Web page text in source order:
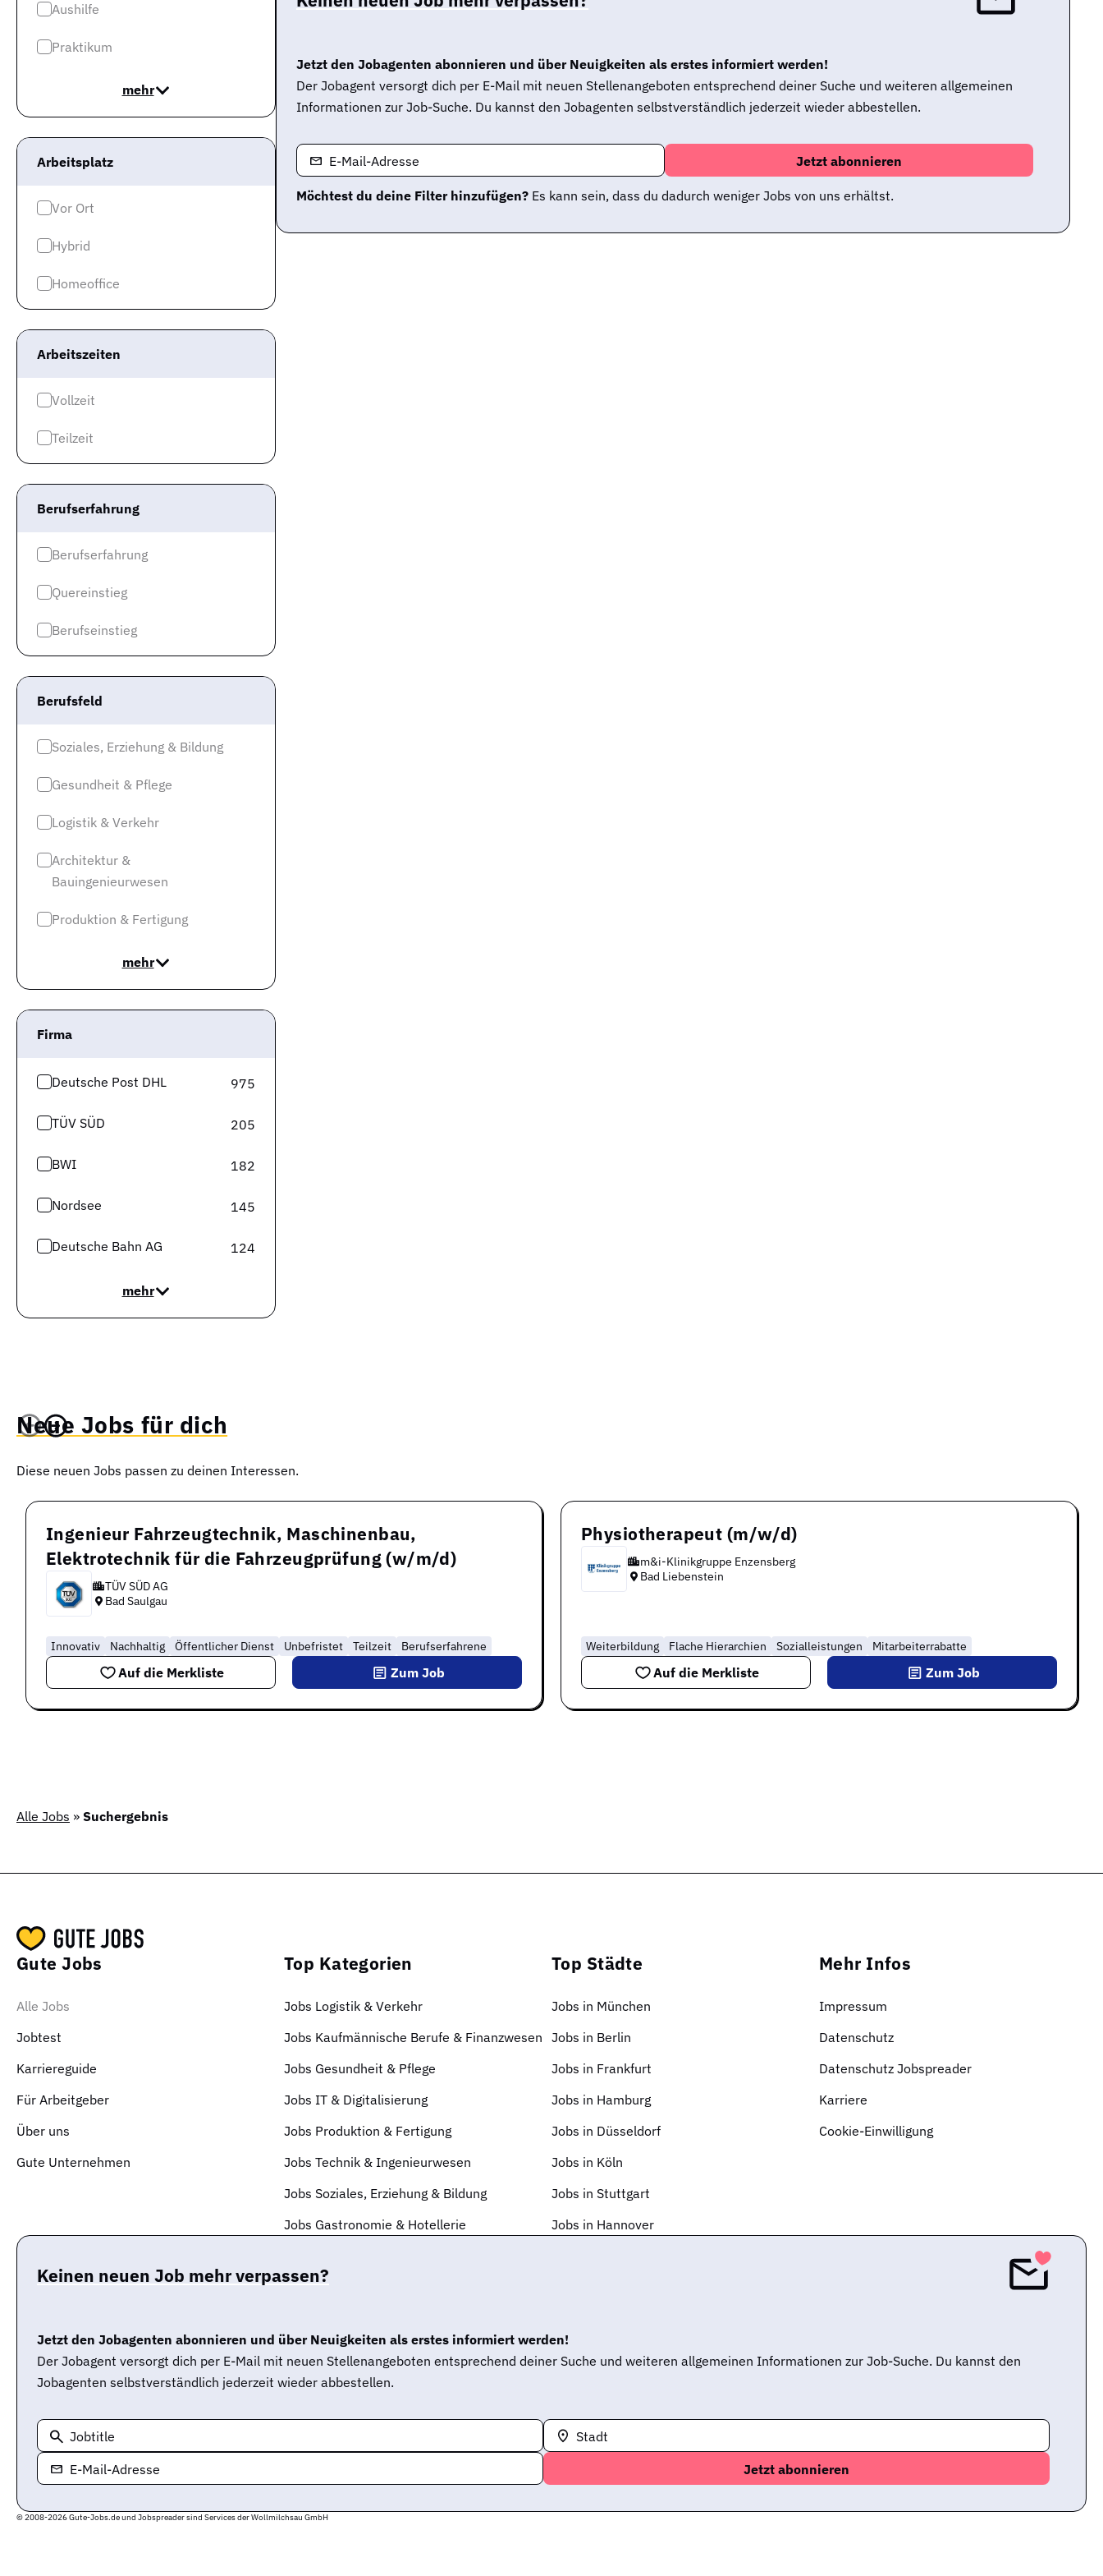
Aushilfe
Praktikum
mehr
Arbeitsplatz
Vor Ort
Hybrid
Homeoffice
Arbeitszeiten
Vollzeit
Teilzeit
Berufserfahrung
Berufserfahrung
Quereinstieg
Berufseinstieg
Berufsfeld
Soziales, Erziehung & Bildung
Gesundheit & Pflege
Logistik & Verkehr
Architektur &
Bauingenieurwesen
Produktion & Fertigung
mehr
Firma
Deutsche Post DHL 975
TÜV SÜD 205
BWI 182
Nordsee 145
Deutsche Bahn AG 124
mehr
Jetzt den Jobagenten abonnieren und über Neuigkeiten als erstes informiert werden!
Der Jobagent versorgt dich per E-Mail mit neuen Stellenangeboten entsprechend deiner Suche und weiteren allgemeinen
Informationen zur Job-Suche. Du kannst den Jobagenten selbstverständlich jederzeit wieder abbestellen.
E-Mail-Adresse
Möchtest du deine Filter hinzufügen? Es kann sein, dass du dadurch weniger Jobs von uns erhältst.
Neue Jobs für dich
Diese neuen Jobs passen zu deinen Interessen.
Ingenieur Fahrzeugtechnik, Maschinenbau,
Elektrotechnik für die Fahrzeugprüfung (w/m/d)
TÜV SÜD AG
Bad Saulgau
Innovativ Nachhaltig Öffentlicher Dienst Unbefristet Teilzeit Berufserfahrene
Auf die Merkliste Zum Job
Physiotherapeut (m/w/d)
m&i-Klinikgruppe Enzensberg
Bad Liebenstein
Weiterbildung Flache Hierarchien Sozialleistungen Mitarbeiterrabatte
Auf die Merkliste Zum Job
Alle Jobs » Suchergebnis
Gute Jobs
Alle Jobs
Jobtest
Karriereguide
Für Arbeitgeber
Über uns
Gute Unternehmen
Top Kategorien
Jobs Logistik & Verkehr
Jobs Kaufmännische Berufe & Finanzwesen
Jobs Gesundheit & Pflege
Jobs IT & Digitalisierung
Jobs Produktion & Fertigung
Jobs Technik & Ingenieurwesen
Jobs Soziales, Erziehung & Bildung
Jobs Gastronomie & Hotellerie
Top Städte
Jobs in München
Jobs in Berlin
Jobs in Frankfurt
Jobs in Hamburg
Jobs in Düsseldorf
Jobs in Köln
Jobs in Stuttgart
Jobs in Hannover
Mehr Infos
Impressum
Datenschutz
Datenschutz Jobspreader
Karriere
Cookie-Einwilligung
Keinen neuen Job mehr verpassen?
Jetzt den Jobagenten abonnieren und über Neuigkeiten als erstes informiert werden!
Der Jobagent versorgt dich per E-Mail mit neuen Stellenangeboten entsprechend deiner Suche und weiteren allgemeinen Informationen zur Job-Suche. Du kannst den
Jobagenten selbstverständlich jederzeit wieder abbestellen.
Jobtitle
Stadt
E-Mail-Adresse
© 2008-2026 Gute-Jobs.de und Jobspreader sind Services der Wollmilchsau GmbH